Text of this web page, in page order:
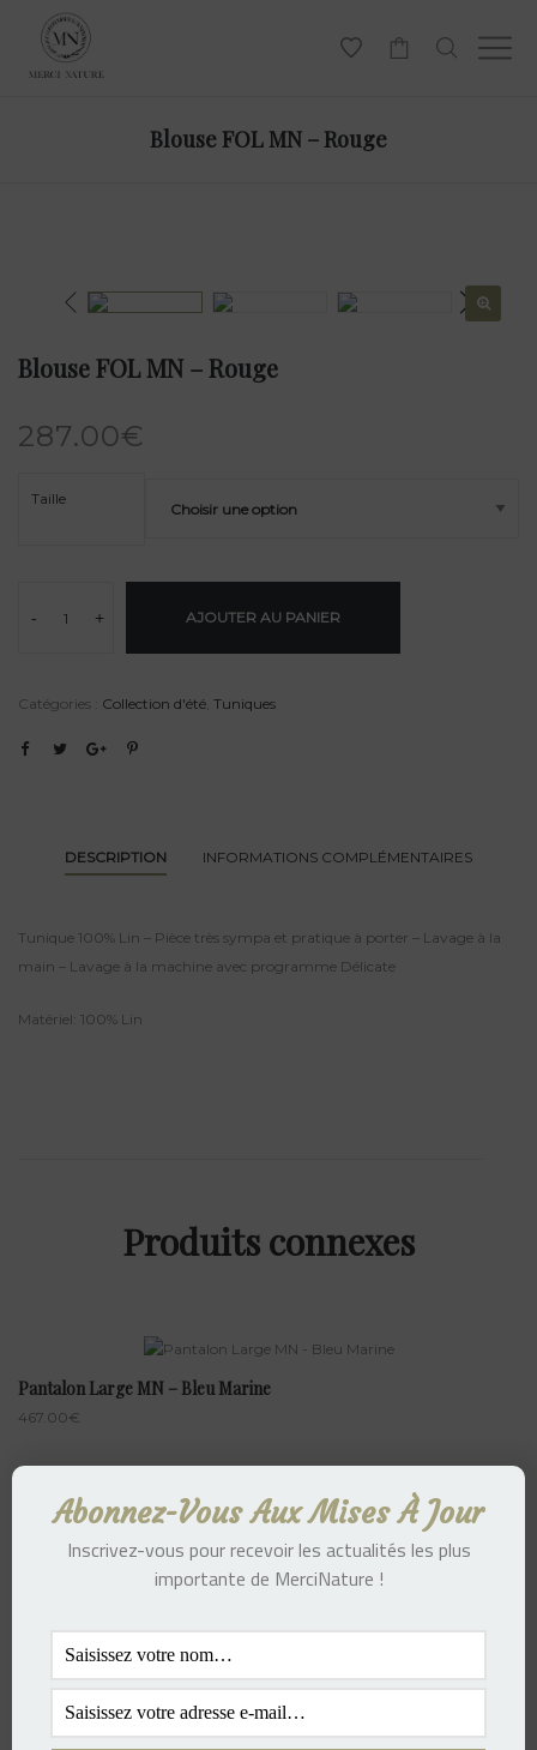
Blouse FOL MN – Rouge
Blouse FOL MN – Rouge
287.00€
Taille
- + AJOUTER AU PANIER
Catégories : Collection d'été Tuniques
DESCRIPTION INFORMATIONS COMPLÉMENTAIRES
Tunique 100% Lin – Pièce très sympa et pratique à porter – Lavage à la
main – Lavage à la machine avec programme Délicate
Matériel: 100% Lin
Produits connexes
Pantalon Large MN – Bleu Marine
467.00€
T-Shirt MN – Beige
€
Abonnez-Vous Aux Mises À Jour
Inscrivez-vous pour recevoir les actualités les plus
importante de MerciNature !